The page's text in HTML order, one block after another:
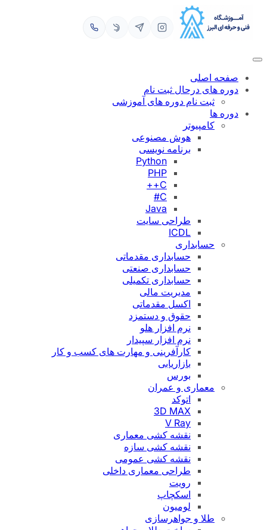
محتوا
صفحه اصلی
دوره های درحال ثبت نام
ثبت نام دوره های آموزشی
دوره ها
کامپیوتر
هوش مصنوعی
برنامه نویسی
Python
PHP
C++
C#
Java
طراحی سایت
ICDL
حسابداری
حسابداری مقدماتی
حسابداری صنعتی
حسابداری تکمیلی
مدیریت مالی
اکسل مقدماتی
حقوق و دستمزد
نرم افزار هلو
نرم افزار سپیدار
کارآفرینی و مهارت های کسب و کار
بازاریابی
بورس
معماری و عمران
اتوکد
3D MAX
V Ray
نقشه کشی معماری
نقشه کشی سازه
نقشه کشی عمومی
طراحی معماری داخلی
رویت
اسکچاپ
لومیون
طلا و جواهرسازی